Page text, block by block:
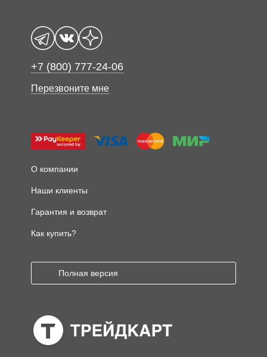
+7 (800) 777-24-06
Перезвоните мне
О компании
Наши клиенты
Гарантия и возврат
Как купить?
Полная версия